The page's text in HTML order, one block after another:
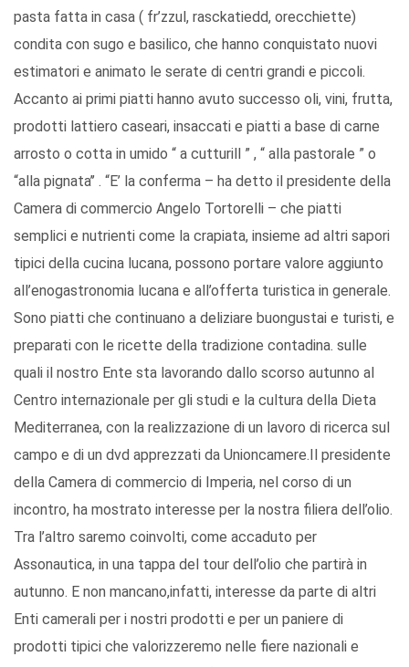
pasta fatta in casa ( fr’zzul, rasckatiedd, orecchiette)
condita con sugo e basilico, che hanno conquistato nuovi
estimatori e animato le serate di centri grandi e piccoli.
Accanto ai primi piatti hanno avuto successo oli, vini, frutta,
prodotti lattiero caseari, insaccati e piatti a base di carne
arrosto o cotta in umido “ a cutturill ” , “ alla pastorale ” o
“alla pignata’’ . “E’ la conferma – ha detto il presidente della
Camera di commercio Angelo Tortorelli – che piatti
semplici e nutrienti come la crapiata, insieme ad altri sapori
tipici della cucina lucana, possono portare valore aggiunto
all’enogastronomia lucana e all’offerta turistica in generale.
Sono piatti che continuano a deliziare buongustai e turisti, e
preparati con le ricette della tradizione contadina. sulle
quali il nostro Ente sta lavorando dallo scorso autunno al
Centro internazionale per gli studi e la cultura della Dieta
Mediterranea, con la realizzazione di un lavoro di ricerca sul
campo e di un dvd apprezzati da Unioncamere.Il presidente
della Camera di commercio di Imperia, nel corso di un
incontro, ha mostrato interesse per la nostra filiera dell’olio.
Tra l’altro saremo coinvolti, come accaduto per
Assonautica, in una tappa del tour dell’olio che partirà in
autunno. E non mancano,infatti, interesse da parte di altri
Enti camerali per i nostri prodotti e per un paniere di
prodotti tipici che valorizzeremo nelle fiere nazionali e